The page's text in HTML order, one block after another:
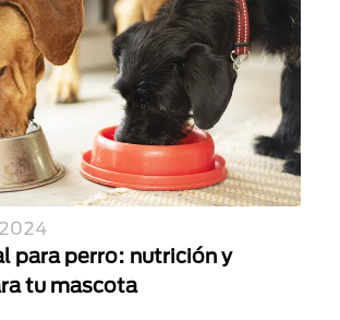
para perro: nutrición y
tu mascota